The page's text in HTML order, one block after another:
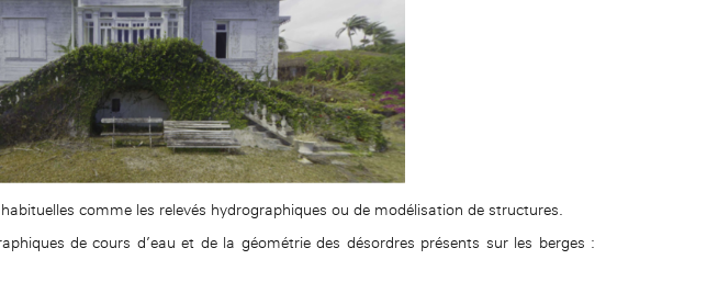
comme les relevés hydrographiques ou de modélisation de structures.
de cours d’eau et de la géométrie des désordres présents sur les berges :